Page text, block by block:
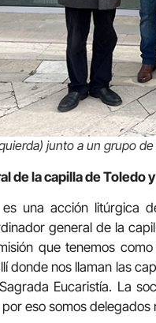
junto a un grupo
de la capilla de Toledo
una acción litúrgica
general de la
que tenemos
donde nos llaman las
Eucaristía. La
eso somos delegados